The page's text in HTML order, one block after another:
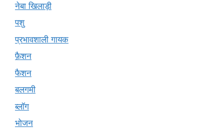
नेबा खिलाड़ी
पशु
प्रभावशाली गायक
फ़ैशन
फैशन
बलगमी
ब्लॉग
भोजन